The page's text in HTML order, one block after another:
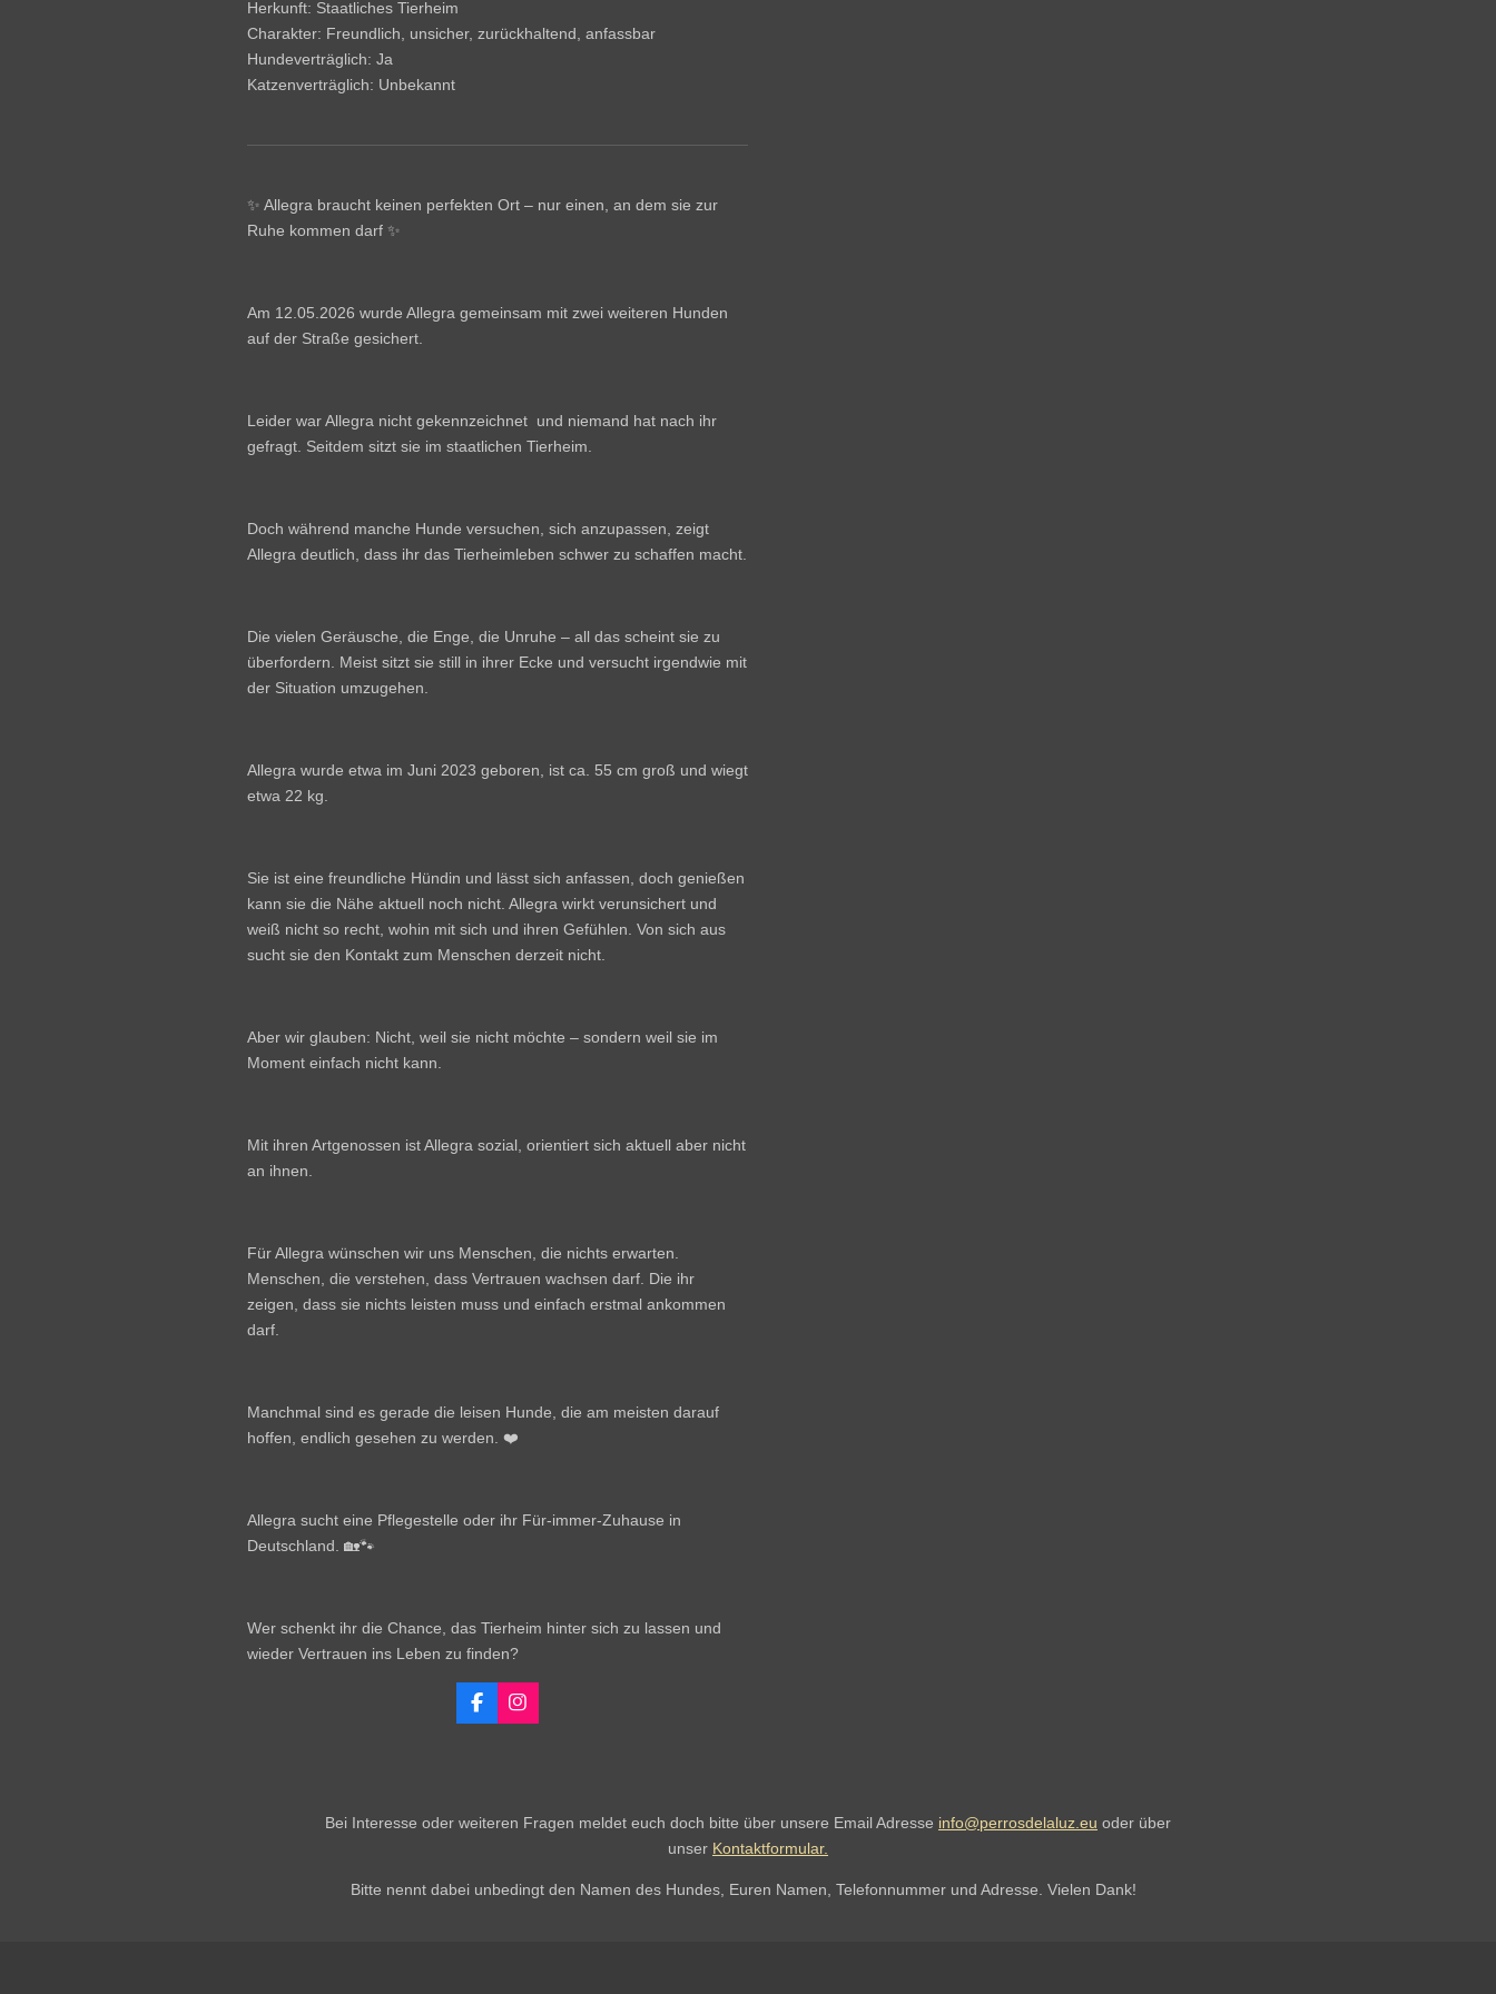
Herkunft: Staatliches Tierheim
Charakter: Freundlich, unsicher, zurückhaltend, anfassbar
Hundeverträglich: Ja
Katzenverträglich: Unbekannt
✨ Allegra braucht keinen perfekten Ort – nur einen, an dem sie zur
Ruhe kommen darf ✨
Am 12.05.2026 wurde Allegra gemeinsam mit zwei weiteren Hunden
auf der Straße gesichert.
Leider war Allegra nicht gekennzeichnet und niemand hat nach ihr
gefragt. Seitdem sitzt sie im staatlichen Tierheim.
Doch während manche Hunde versuchen, sich anzupassen, zeigt
Allegra deutlich, dass ihr das Tierheimleben schwer zu schaffen macht.
Die vielen Geräusche, die Enge, die Unruhe – all das scheint sie zu
überfordern. Meist sitzt sie still in ihrer Ecke und versucht irgendwie mit
der Situation umzugehen.
Allegra wurde etwa im Juni 2023 geboren, ist ca. 55 cm groß und wiegt
etwa 22 kg.
Sie ist eine freundliche Hündin und lässt sich anfassen, doch genießen
kann sie die Nähe aktuell noch nicht. Allegra wirkt verunsichert und
weiß nicht so recht, wohin mit sich und ihren Gefühlen. Von sich aus
sucht sie den Kontakt zum Menschen derzeit nicht.
Aber wir glauben: Nicht, weil sie nicht möchte – sondern weil sie im
Moment einfach nicht kann.
Mit ihren Artgenossen ist Allegra sozial, orientiert sich aktuell aber nicht
an ihnen.
Für Allegra wünschen wir uns Menschen, die nichts erwarten.
Menschen, die verstehen, dass Vertrauen wachsen darf. Die ihr
zeigen, dass sie nichts leisten muss und einfach erstmal ankommen
darf.
Manchmal sind es gerade die leisen Hunde, die am meisten darauf
hoffen, endlich gesehen zu werden. ❤️
Allegra sucht eine Pflegestelle oder ihr Für-immer-Zuhause in
Deutschland. 🏡🐾
Wer schenkt ihr die Chance, das Tierheim hinter sich zu lassen und
wieder Vertrauen ins Leben zu finden?
F
a
o
I
n
r
Bei Interesse oder weiteren Fragen meldet euch doch bitte über unsere Email Adresse info@perrosdelaluz.eu oder über
unser Kontaktformular.
Bitte nennt dabei unbedingt den Namen des Hundes, Euren Namen, Telefonnummer und Adresse. Vielen Dank!